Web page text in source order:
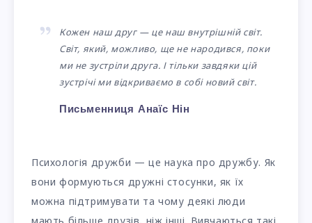
Кожен наш друг — це наш внутрішній світ.
Світ, який, можливо, ще не народився, поки
ми не зустріли друга. І тільки завдяки цій
зустрічі ми відкриваємо в собі новий світ.
Письменниця Анаїс Нін
Психологія дружби — це наука про дружбу. Як
вони формуються дружні стосунки, як їх
можна підтримувати та чому деякі люди